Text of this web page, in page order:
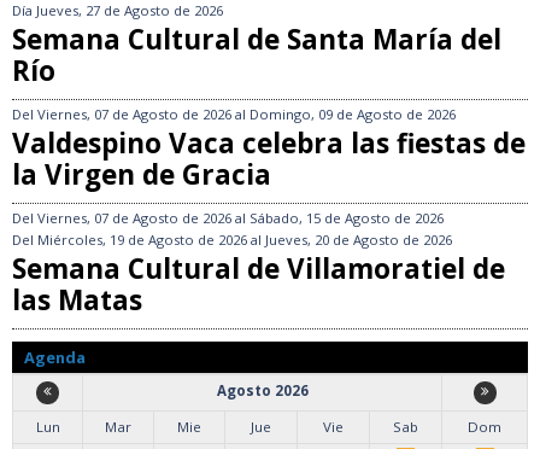
Día Jueves, 27 de Agosto de 2026
Semana Cultural de Santa María del
Río
Del Viernes, 07 de Agosto de 2026 al Domingo, 09 de Agosto de 2026
Valdespino Vaca celebra las fiestas de
la Virgen de Gracia
Del Viernes, 07 de Agosto de 2026 al Sábado, 15 de Agosto de 2026
Del Miércoles, 19 de Agosto de 2026 al Jueves, 20 de Agosto de 2026
Semana Cultural de Villamoratiel de
las Matas
Agenda
Agosto 2026
Lun
Mar Mie Jue Vie Sab
Dom